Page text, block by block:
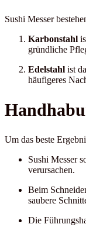
Sushi Messer
Karbonstahl
gründliche
Edelstahl ist
häufigeres
Um das beste
Sushi Messer
verursachen.
Beim
saubere
Die